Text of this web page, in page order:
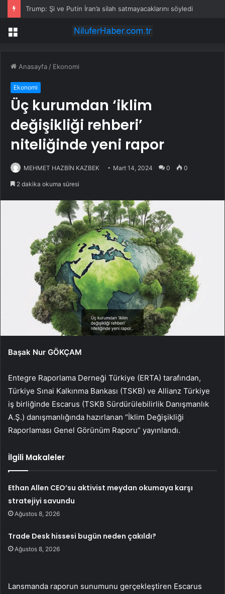
Trump: Şi ve Putin İran’a silah satmayacaklarını söyledi
Menü
Anasayfa / Ekonomi
Ekonomi
Üç kurumdan ‘iklim
değişikliği rehberi’
niteliğinde yeni rapor
MEHMET HAZBİN KAZBEK Mart 14, 2024 0 0
2 dakika okuma süresi
Başak Nur GÖKÇAM
Entegre Raporlama Derneği Türkiye (ERTA) tarafından,
Türkiye Sınai Kalkınma Bankası (TSKB) ve Allianz Türkiye
iş birliğinde Escarus (TSKB Sürdürülebilirlik Danışmanlık
A.Ş.) danışmanlığında hazırlanan “İklim Değişikliği
Raporlaması Genel Görünüm Raporu” yayınlandı.
İlgili Makaleler
Ethan Allen CEO’su aktivist meydan okumaya karşı
stratejiyi savundu
Ağustos 8, 2026
Trade Desk hissesi bugün neden çakıldı?
Ağustos 8, 2026
Lansmanda raporun sunumunu gerçekleştiren Escarus